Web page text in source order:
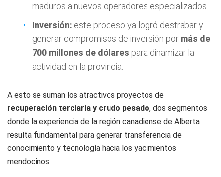
maduros a nuevos operadores especializados.
Inversión: este proceso ya logró destrabar y
generar compromisos de inversión por más de
700 millones de dólares para dinamizar la
actividad en la provincia.
A esto se suman los atractivos proyectos de
recuperación terciaria y crudo pesado, dos segmentos
donde la experiencia de la región canadiense de Alberta
resulta fundamental para generar transferencia de
conocimiento y tecnología hacia los yacimientos
mendocinos.